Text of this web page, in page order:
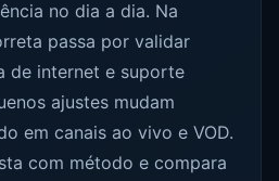
no dia a dia. Na
passa por validar
de internet e suporte
ajustes mudam
em canais ao vivo e VOD.
com método e compara